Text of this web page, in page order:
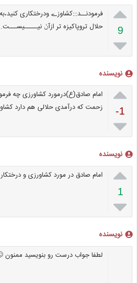

9

فرمودنــد:::کشاوزے ودرختکاری
حلال تروپاکیزه تر ازآݩ نیـــــیســـت.
نویسنده

-1

امام صادق(ع)درمورد کشاورزی چه
زحمت که درآمدی حلالی هم دارد
نویسنده

1

امام صادق در مورد کشاورزی و
نویسنده
لطفا جواب درست رو بنویسید ممنون